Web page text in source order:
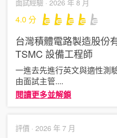
面試經驗 · 2026 年 8 月
4.0 分
台灣積體電路製造股份
TSMC 設備工程師
一進去先進行英文與適性測
由面試主管....
閱讀更多並解鎖
評價 · 2026 年 7 月